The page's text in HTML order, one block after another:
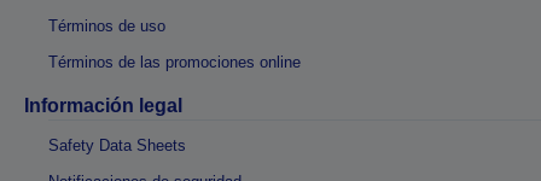
Términos de uso
Términos de las promociones online
Información legal
Safety Data Sheets